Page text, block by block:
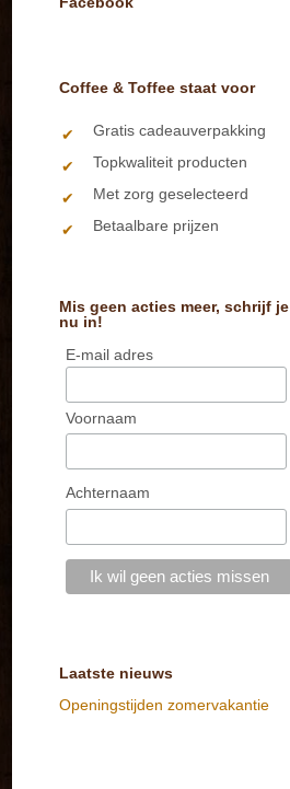
Coffee & Toffee staat voor
Gratis cadeauverpakking
Topkwaliteit producten
Met zorg geselecteerd
Betaalbare prijzen
Mis geen acties meer, schrijf je
nu in!
E-mail adres
Voornaam
Achternaam
Laatste nieuws
Openingstijden zomervakantie